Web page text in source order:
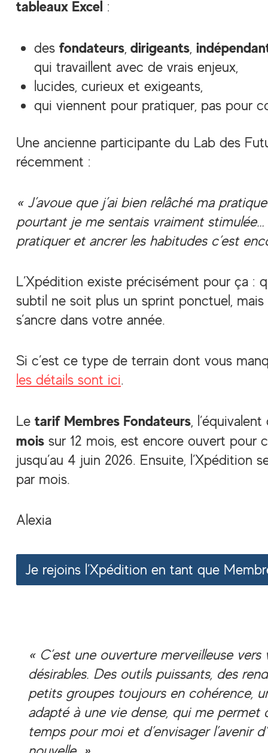
tableaux Excel :
des fondateurs, dirigeants,
qui travaillent avec de vrais enjeux,
lucides, curieux et exigeants,
qui viennent pour pratiquer, pas pour
Une ancienne participante du Lab des
récemment :
« J’avoue que j’ai bien relâché ma
pourtant je me sentais vraiment
pratiquer et ancrer les habitudes c’est
L’Xpédition existe précisément pour ça :
subtil ne soit plus un sprint ponctuel,
s’ancre dans votre année.
Si c’est ce type de terrain dont vous
les détails sont ici.
Le tarif Membres Fondateurs,
moissur 12 mois, est encore ouvert pour
jusqu’au 4 juin 2026. Ensuite, l’Xpédition
par mois.
Alexia
Je rejoins l’Xpédition en tant que
« C’est une ouverture merveilleuse vers
désirables. Des outils puissants, des
petits groupes toujours en cohérence,
adapté à une vie dense, qui me permet
temps pour moi et d’envisager l’avenir